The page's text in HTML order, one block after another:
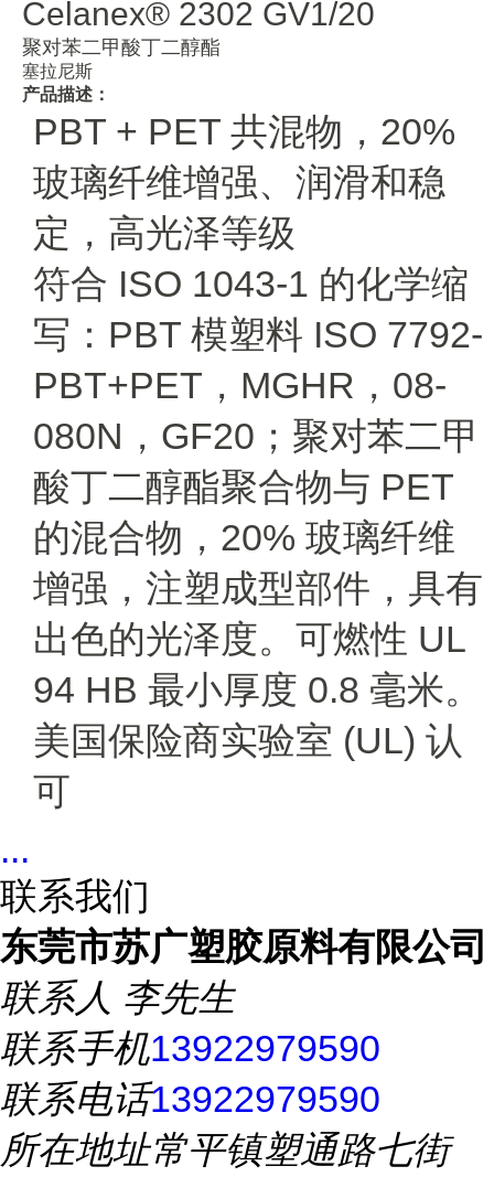
Celanex® 2302 GV1/20
聚对苯二甲酸丁二醇酯
塞拉尼斯
产品描述：
PBT + PET 共混物，20%
玻璃纤维增强、润滑和稳
定，高光泽等级
符合 ISO 1043-1 的化学缩
写：PBT 模塑料 ISO 7792-
PBT+PET，MGHR，08-
080N，GF20； 聚对苯二甲
酸丁二醇酯聚合物与 PET
的混合物，20% 玻璃纤维
增强，注塑成型部件，具有
出色的光泽度。 可燃性 UL
94 HB 最小厚度 0.8 毫米。
美国保险商实验室 (UL) 认
可
...
联系我们
东莞市苏广塑胶原料有限公司
联系人 李先生
联系手机13922979590
联系电话13922979590
所在地址常平镇塑通路七街